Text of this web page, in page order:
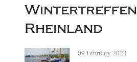
Wintertreffen
Rheinland
09 February 2023